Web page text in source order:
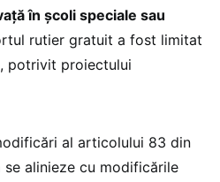
în școli speciale sau
rutier gratuit a fost limitat
potrivit proiectului
al articolului 83 din
se alinieze cu modificările